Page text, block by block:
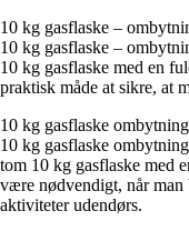
10 kg gasflaske –
10 kg gasflaske –
10 kg gasflaske med en
praktisk måde at sikre, at
10 kg gasflaske
10 kg gasflaske
tom 10 kg gasflaske med
være nødvendigt, når man
aktiviteter udendørs.